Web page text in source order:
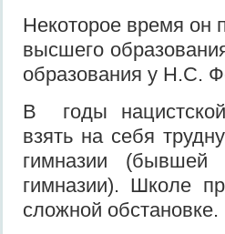
Некоторое время он
высшего
образования у Н.С.
В годы
взять на себя
гимназии (бывшей
гимназии). Школе
сложной обстановке.